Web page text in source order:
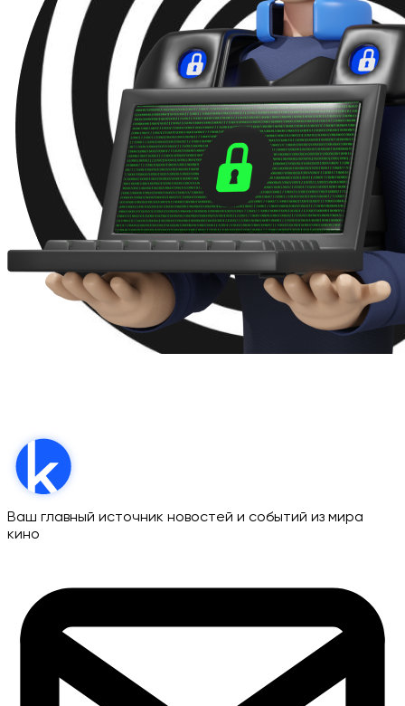
Ваш главный источник новостей и событий из мира
кино